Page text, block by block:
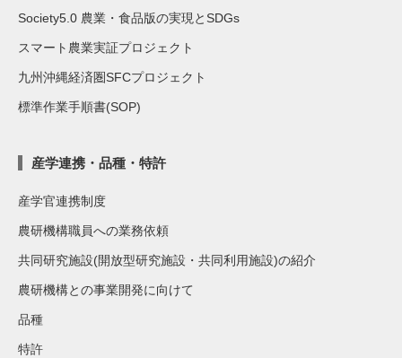
Society5.0 農業・食品版の実現とSDGs
スマート農業実証プロジェクト
九州沖縄経済圏SFCプロジェクト
標準作業手順書(SOP)
産学連携・品種・特許
産学官連携制度
農研機構職員への業務依頼
共同研究施設(開放型研究施設・共同利用施設)の紹介
農研機構との事業開発に向けて
品種
特許